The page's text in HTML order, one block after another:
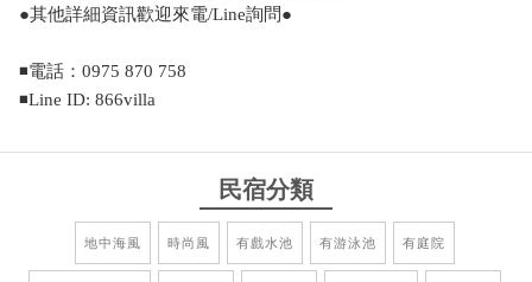
●其他詳細資訊歡迎來電/Line詢問●
◾電話：0975 870 758
◾Line ID: 866villa
民宿分類
地中海風 時尚風 有戲水池 有游泳池 有庭院